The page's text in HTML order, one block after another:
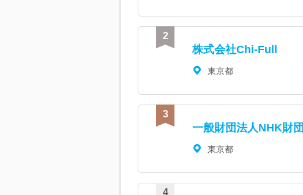
株式会社Chi-Full
東京都
一般財団法人NHK財団
東京都